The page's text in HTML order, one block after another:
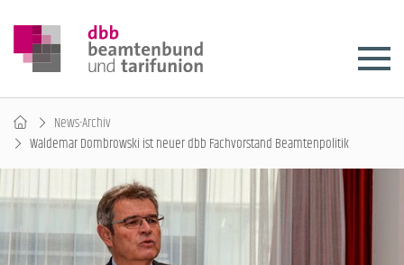
News-Archiv
Waldemar Dombrowski ist neuer dbb Fachvorstand Beamtenpolitik